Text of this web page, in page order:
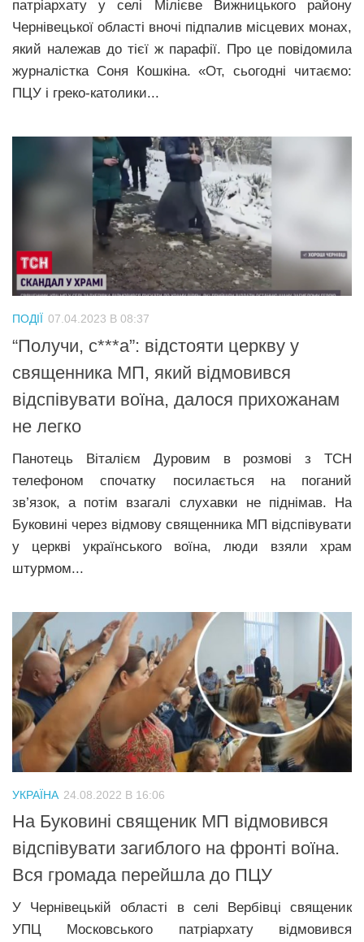
патріархату у селі Мілієве Вижницького району
Чернівецької області вночі підпалив місцевих монах,
який належав до тієї ж парафії. Про це повідомила
журналістка Соня Кошкіна. «От, сьогодні читаємо:
ПЦУ і греко-католики...
ПОДІЇ 07.04.2023 В 08:37
“Получи, с***а”: відстояти церкву у
священника МП, який відмовився
відспівувати воїна, далося прихожанам
не легко
Панотець Віталієм Дуровим в розмові з ТСН
телефоном спочатку посилається на поганий
зв’язок, а потім взагалі слухавки не піднімав. На
Буковині через відмову священника МП відспівувати
у церкві українського воїна, люди взяли храм
штурмом...
УКРАЇНА 24.08.2022 В 16:06
На Буковині священик МП відмовився
відспівувати загиблого на фронті воїна.
Вся громада перейшла до ПЦУ
У Чернівецькій області в селі Вербівці священик
УПЦ Московського патріархату відмовився